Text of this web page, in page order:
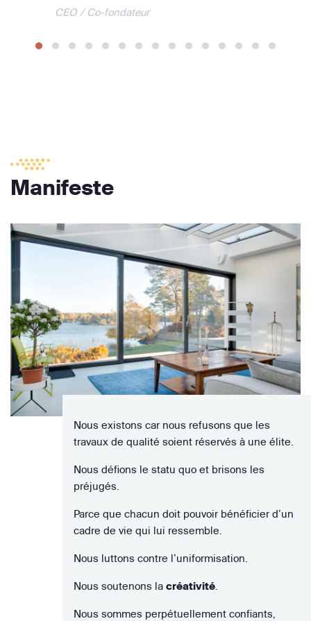
CEO / Co-fondateur
Manifeste
Nous existons car nous refusons que les
travaux de qualité soient réservés à une élite.
Nous défions le statu quo et brisons les
préjugés.
Parce que chacun doit pouvoir bénéficier d’un
cadre de vie qui lui ressemble.
Nous luttons contre l’uniformisation.
Nous soutenons la créativité.
Nous sommes perpétuellement confiants,